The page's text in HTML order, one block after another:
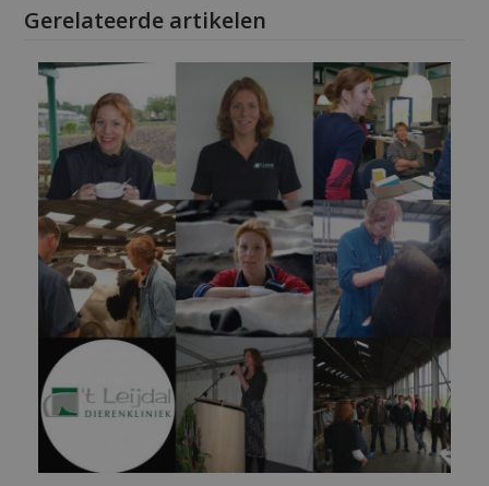
Gerelateerde artikelen